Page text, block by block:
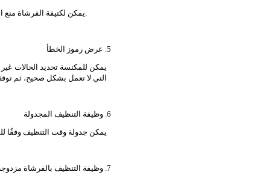
يمكن لكتيفة الفرشاة منع المكنسة من التشابك في الأسلاك الكهربائية أو حواف/شرابات الزينة الخاصة بالسجاد.
5. عرض رموز الخطأ
يمكن للمكنسة تحديد الحالات غير
التي لا تعمل بشكل صحيح، ثم
6. وظيفة التنظيف المجدولة
يمكن جدولة وقت التنظيف وفقُا
7. وظيفة التنظيف بالفرشاة مزدوجة الجوانب